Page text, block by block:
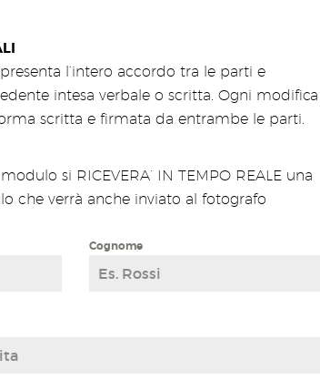
l’intero accordo tra le parti e
intesa verbale o scritta. Ogni modifica
scritta e firmata da entrambe le parti.
si RICEVERA’ IN TEMPO REALE una
che verrà anche inviato al fotografo
Cognome